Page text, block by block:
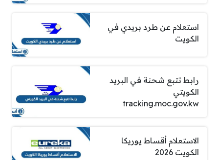
استعلام عن طرد بريدي في
الكويت
رابط تتبع شحنة في البريد
الكويتي
tracking.moc.gov.kw
الاستعلام أقساط يوريكا
الكويت 2026